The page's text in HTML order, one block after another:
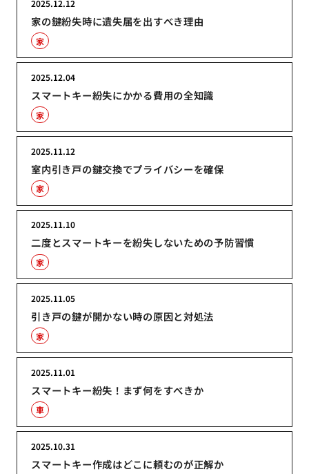
家の鍵紛失時に遺失届を出すべき理由
2025.12.12
家
スマートキー紛失にかかる費用の全知識
2025.12.04
家
室内引き戸の鍵交換でプライバシーを確保
2025.11.12
家
二度とスマートキーを紛失しないための予防習慣
2025.11.10
家
引き戸の鍵が開かない時の原因と対処法
2025.11.05
家
スマートキー紛失！まず何をすべきか
2025.11.01
車
スマートキー作成はどこに頼むのが正解か
2025.10.31